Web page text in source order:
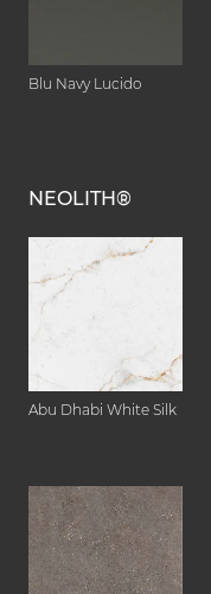
Blu Navy Lucido
NEOLITH®
Abu Dhabi White Silk